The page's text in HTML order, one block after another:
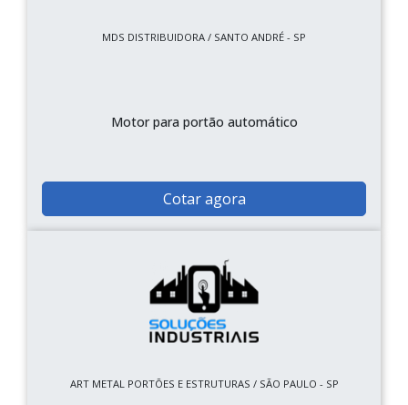
MDS DISTRIBUIDORA / SANTO ANDRÉ - SP
Motor para portão automático
Cotar agora
ART METAL PORTÕES E ESTRUTURAS / SÃO PAULO - SP